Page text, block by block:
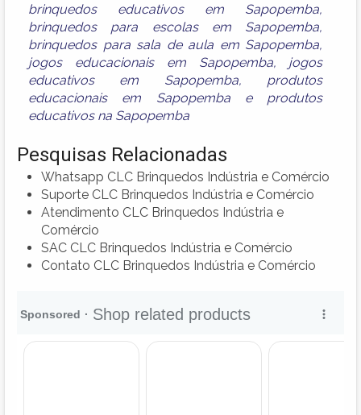
brinquedos educativos em Sapopemba,
brinquedos para escolas em Sapopemba,
brinquedos para sala de aula em Sapopemba,
jogos educacionais em Sapopemba, jogos
educativos em Sapopemba, produtos
educacionais em Sapopembae produtos
educativos na Sapopemba
Pesquisas Relacionadas
Whatsapp CLC Brinquedos Indústria e Comércio
Suporte CLC Brinquedos Indústria e Comércio
Atendimento CLC Brinquedos Indústria e
Comércio
SAC CLC Brinquedos Indústria e Comércio
Contato CLC Brinquedos Indústria e Comércio